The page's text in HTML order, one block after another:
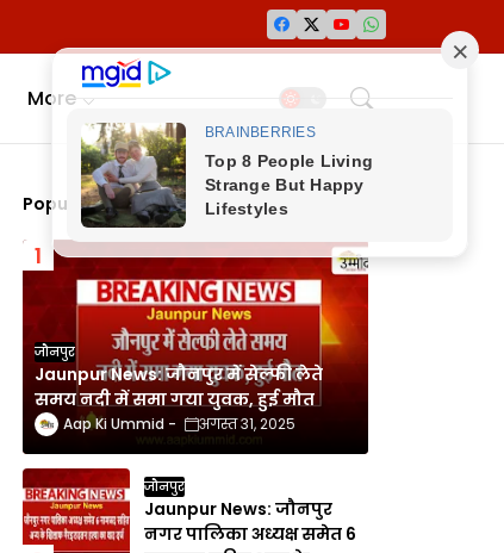
More
Popular Posts
जौनपुर
Jaunpur News: जौनपुर में सेल्फी लेते
समय नदी में समा गया युवक, हुई मौत
Aap Ki Ummid अगस्त 31, 2025
जौनपुर
Jaunpur News: जौनपुर
नगर पालिका अध्यक्ष समेत 6